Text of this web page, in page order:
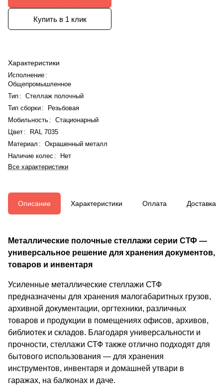
Купить в 1 клик
Характеристики
Исполнение :
Общепромышленное
Тип : Стеллаж полочный
Тип сборки:
Резьбовая
Мобильность : Стационарный
Цвет :
RAL 7035
Материал : Окрашенный металл
Наличие колес :
Нет
Все характеристики
Описание Характеристики Оплата Доставка
Металлические полочные стеллажи серии СТФ —
универсальное решение для хранения документов,
товаров и инвентаря
Усиленные металлические стеллажи СТФ
предназначены для хранения малогабаритных грузов,
архивной документации, оргтехники, различных
товаров и продукции в помещениях офисов, архивов,
библиотек и складов. Благодаря универсальности и
прочности, стеллажи СТФ также отлично подходят для
бытового использования — для хранения
инструментов, инвентаря и домашней утвари в
гаражах, на балконах и даче.